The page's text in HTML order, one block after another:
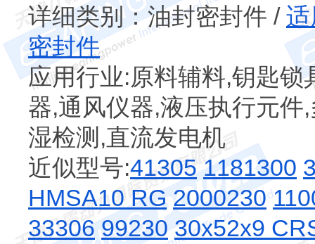
详细类别：油封密封件 /
密封件
应用行业:原料辅料,钥匙
器,通风仪器,液压执行元
湿检测,直流发电机
近似型号:41305 1181300
HMSA10 RG 2000230
33306 99230 30x52x9